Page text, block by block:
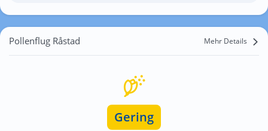
Pollenflug Råstad Mehr Details
Gering